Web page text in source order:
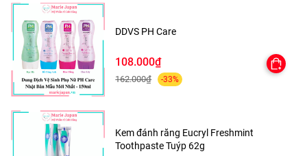
- Thương hiệu: Daycell
- Quy cách: Tuýp 50g
THIẾT KẾ BAO BÌ
Kem Chống Nắng Daycell Dr.Vita
kế dạng tuýp có màu cam bắt mắt. Trên tuýp
DDVS PH Care
108.000₫
162.000₫ -33%
Kem đánh răng Eucryl Freshmint
Toothpaste Tuýp 62g